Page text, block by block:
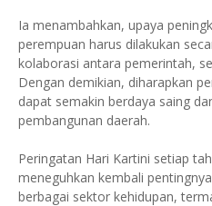
Ia menambahkan, upaya
perempuan harus dilakukan
kolaborasi antara pemerintah,
Dengan demikian, diharapkan
dapat semakin berdaya saing
pembangunan daerah.
Peringatan Hari Kartini setiap
meneguhkan kembali
berbagai sektor kehidupan,